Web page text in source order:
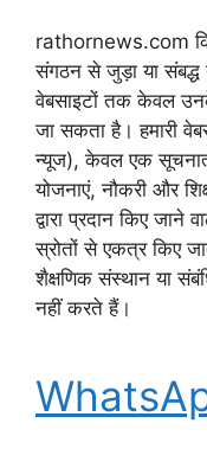
rathornews.com
संगठन से जुड़ा या संबद्ध
वेबसाइटों तक केवल
जा सकता है। हमारी
न्यूज), केवल एक
योजनाएं, नौकरी और
द्वारा प्रदान किए
स्रोतों से एकत्र किए
शैक्षणिक संस्थान या
नहीं करते हैं।